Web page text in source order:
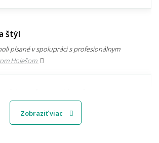
štýl
písané v spolupráci s profesionálnym
Holešom.
Zobraziť viac